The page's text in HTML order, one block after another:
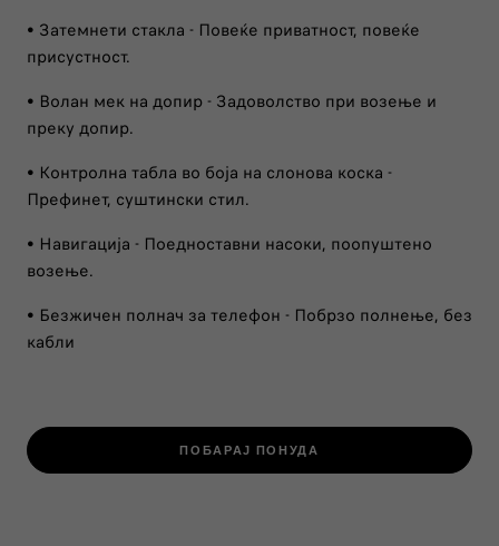
• Затемнети стакла - Повеќе приватност, повеќе
присустност.
• Волан мек на допир - Задоволство при возење и
преку допир.
• Контролна табла во боја на слонова коска -
Префинет, суштински стил.
• Навигација - Поедноставни насоки, поопуштено
возење.
• Безжичен полнач​ за телефон - Побрзо полнење, без
кабли
ПОБАРАЈ ПОНУДА